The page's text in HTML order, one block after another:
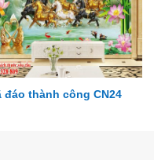
đáo thành công CN24